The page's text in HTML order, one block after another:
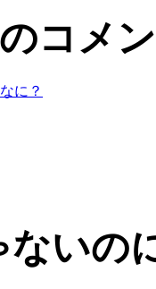
コメ
ないの